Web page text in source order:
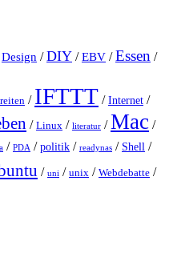
Design /DIY /EBV /Essen /
/ IFTTT /Internet /
/ Linux / literatur /Mac /
/ PDA /politik / readynas / Shell /
/ uni / unix / Webdebatte /